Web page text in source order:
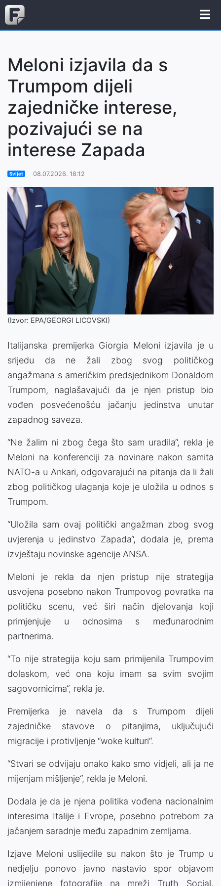
Meloni izjavila da s
Trumpom dijeli
zajedničke interese,
pozivajući se na
interese Zapada
Svijet 08.07.2026. 18:12
(Izvor: EPA/GEORGI LICOVSKI)
Italijanska premijerka Giorgia Meloni izjavila je u
srijedu da ne žali zbog svog političkog
angažmana s američkim predsjednikom Donaldom
Trumpom, naglašavajući da je njen pristup bio
vođen posvećenošću jačanju jedinstva unutar
zapadnog saveza.
“Ne žalim ni zbog čega što sam uradila“, rekla je
Meloni na konferenciji za novinare nakon samita
NATO-a u Ankari, odgovarajući na pitanja da li žali
zbog političkog ulaganja koje je uložila u odnos s
Trumpom.
“Uložila sam ovaj politički angažman zbog svog
uvjerenja u jedinstvo Zapada“, dodala je, prema
izvještaju novinske agencije ANSA.
Meloni je rekla da njen pristup nije strategija
usvojena posebno nakon Trumpovog povratka na
političku scenu, već širi način djelovanja koji
primjenjuje u odnosima s međunarodnim
partnerima.
“To nije strategija koju sam primijenila Trumpovim
dolaskom, već ona koju imam sa svim svojim
sagovornicima“, rekla je.
Premijerka je navela da s Trumpom dijeli
zajedničke stavove o pitanjima, uključujući
migracije i protivljenje “woke kulturi“.
“Stvari se odvijaju onako kako smo vidjeli, ali ja ne
mijenjam mišljenje“, rekla je Meloni.
Dodala je da je njena politika vođena nacionalnim
interesima Italije i Evrope, posebno potrebom za
jačanjem saradnje među zapadnim zemljama.
Izjave Meloni uslijedile su nakon što je Trump u
nedjelju ponovo javno nastavio spor objavom
izmijenjene fotografije na mreži Truth Social,